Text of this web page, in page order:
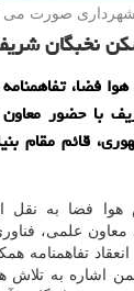
شهرداری صورت می
نخبگان شریف
فضا،
با حضور معاون
قائم مقام
فضا به نقل از
معاون علمی،
تفاهمنامه
اشاره به تلاش